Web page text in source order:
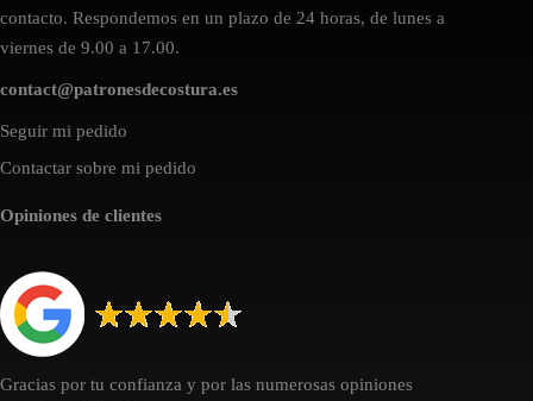
contacto. Respondemos en un plazo de 24 horas, de lunes a
viernes de 9.00 a 17.00.
contact@patronesdecostura.es
Seguir mi pedido
Contactar sobre mi pedido
Opiniones de clientes
Gracias por tu confianza y por las numerosas opiniones